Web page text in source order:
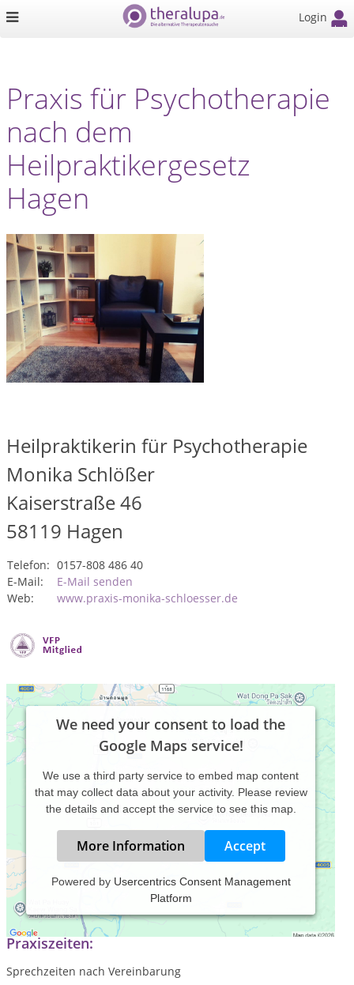
Login
Praxis für Psychotherapie
nach dem
Heilpraktikergesetz
Hagen
Heilpraktikerin für Psychotherapie
Monika Schlößer
Kaiserstraße 46
58119 Hagen
Telefon: 0157-808 486 40
E-Mail:
E-Mail senden
Web:
www.praxis-monika-schloesser.de
We need your consent to load the
Google Maps service!
We use a third party service to embed map content
that may collect data about your activity. Please review
the details and accept the service to see this map.
More Information Accept
Powered by Usercentrics Consent Management
Platform
Praxis für Psychotherapie nach dem Heilpraktikergesetz.
Praxiszeiten:
Sprechzeiten nach Vereinbarung